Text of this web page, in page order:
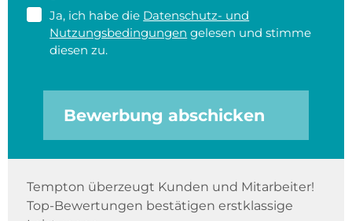
Ja, ich habe die Datenschutz- und
Nutzungsbedingungen gelesen und stimme
diesen zu.
Bewerbung abschicken
Tempton überzeugt Kunden und Mitarbeiter!
Top-Bewertungen bestätigen erstklassige